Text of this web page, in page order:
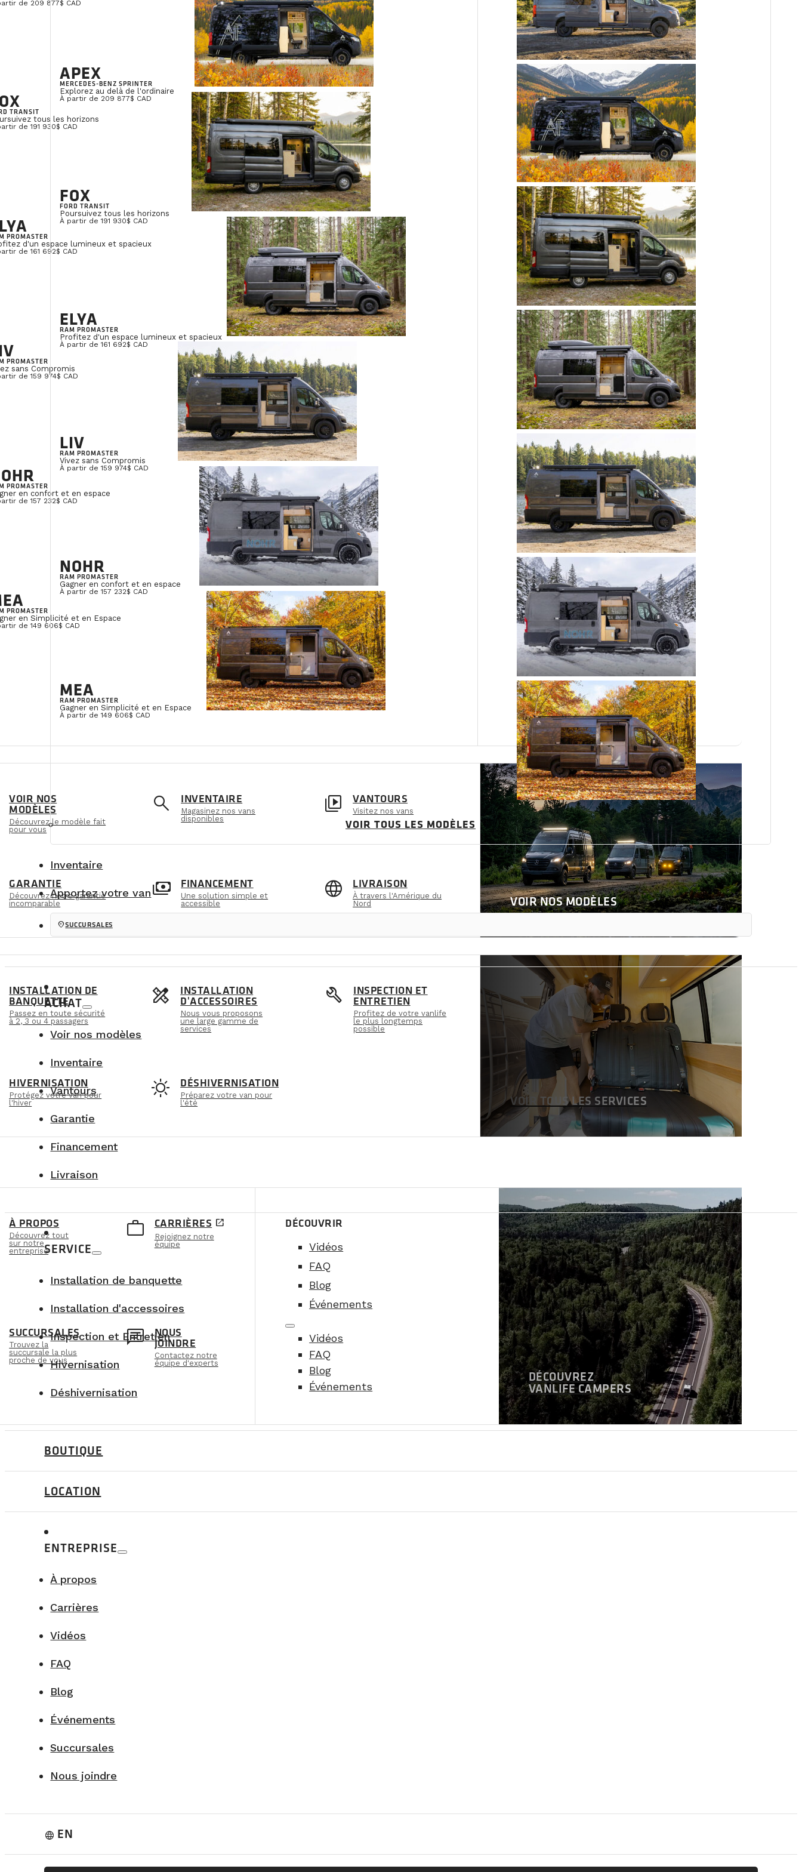
de 209 877$ CAD
TRANSIT
tous les horizons
de 191 930$ CAD
PROMASTER
d'un espace lumineux et spacieux
de 161 692$ CAD
PROMASTER
sans Compromis
de 159 974$ CAD
PROMASTER
en confort et en espace
de 157 232$ CAD
PROMASTER
en Simplicité et en Espace
de 149 606$ CAD
VOIR NOS
MODÈLES
Découvrez le modèle fait
pour vous
search INVENTAIRE
Magasinez nos vans
disponibles
video_library VANTOURS
Visitez nos vans
GARANTIE
Découvrez notre garantie
incomparable
payments FINANCEMENT
Une solution simple et
accessible
language LIVRAISON
À travers l'Amérique du
Nord
VOIR NOS MODÈLES
INSTALLATION DE
BANQUETTE
Passez en toute sécurité
à 2, 3 ou 4 passagers
design_services INSTALLATION
D'ACCESSOIRES
Nous vous proposons
une large gamme de
services
build INSPECTION ET
ENTRETIEN
Profitez de votre vanlife
le plus longtemps
possible
HIVERNISATION
Protégez votre van pour
l'hiver
sunny DÉSHIVERNISATION
Préparez votre van pour
l'été
VOIR TOUS LES SERVICES
À PROPOS
Découvrez tout
sur notre
entreprise
work_outline CARRIÈRES open_in_new
Rejoignez notre
équipe
SUCCURSALES
Trouvez la
succursale la plus
proche de vous
chat NOUS
JOINDRE
Contactez notre
équipe d'experts
DÉCOUVRIR
Vidéos
FAQ
Blog
Événements
Vidéos
FAQ
Blog
Événements
DÉCOUVREZ
VANLIFE CAMPERS
APEX
MERCEDES-BENZ SPRINTER
Explorez au delà de l'ordinaire
À partir de 209 877$ CAD
FOX
FORD TRANSIT
Poursuivez tous les horizons
À partir de 191 930$ CAD
ELYA
RAM PROMASTER
Profitez d'un espace lumineux et spacieux
À partir de 161 692$ CAD
LIV
RAM PROMASTER
Vivez sans Compromis
À partir de 159 974$ CAD
NOHR
RAM PROMASTER
Gagner en confort et en espace
À partir de 157 232$ CAD
MEA
RAM PROMASTER
Gagner en Simplicité et en Espace
À partir de 149 606$ CAD
VOIR TOUS LES MODÈLES
Inventaire
Apportez votre van
location_onSUCCURSALES
ACHAT
Voir nos modèles
Inventaire
Vantours
Garantie
Financement
Livraison
SERVICE
Installation de banquette
Installation d'accessoires
Inspection et Entretien
Hivernisation
Déshivernisation
BOUTIQUE
LOCATION
ENTREPRISE
À propos
Carrières
Vidéos
FAQ
Blog
Événements
Succursales
Nous joindre
language EN